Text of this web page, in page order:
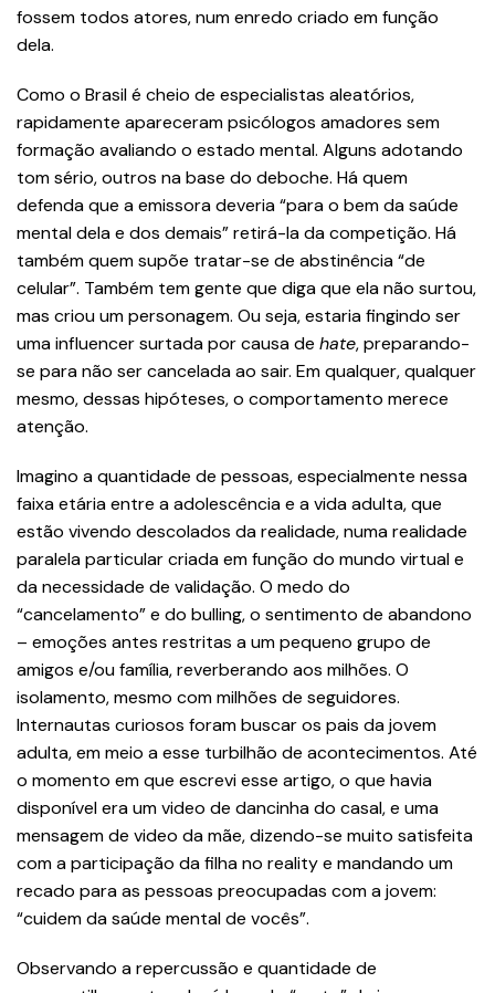
fossem todos atores, num enredo criado em função
dela.
Como o Brasil é cheio de especialistas aleatórios,
rapidamente apareceram psicólogos amadores sem
formação avaliando o estado mental. Alguns adotando
tom sério, outros na base do deboche. Há quem
defenda que a emissora deveria “para o bem da saúde
mental dela e dos demais” retirá-la da competição. Há
também quem supõe tratar-se de abstinência “de
celular”. Também tem gente que diga que ela não surtou,
mas criou um personagem. Ou seja, estaria fingindo ser
uma influencer surtada por causa de hate, preparando-
se para não ser cancelada ao sair. Em qualquer, qualquer
mesmo, dessas hipóteses, o comportamento merece
atenção.
Imagino a quantidade de pessoas, especialmente nessa
faixa etária entre a adolescência e a vida adulta, que
estão vivendo descolados da realidade, numa realidade
paralela particular criada em função do mundo virtual e
da necessidade de validação. O medo do
“cancelamento” e do bulling, o sentimento de abandono
– emoções antes restritas a um pequeno grupo de
amigos e/ou família, reverberando aos milhões. O
isolamento, mesmo com milhões de seguidores.
Internautas curiosos foram buscar os pais da jovem
adulta, em meio a esse turbilhão de acontecimentos. Até
o momento em que escrevi esse artigo, o que havia
disponível era um video de dancinha do casal, e uma
mensagem de video da mãe, dizendo-se muito satisfeita
com a participação da filha no reality e mandando um
recado para as pessoas preocupadas com a jovem:
“cuidem da saúde mental de vocês”.
Observando a repercussão e quantidade de